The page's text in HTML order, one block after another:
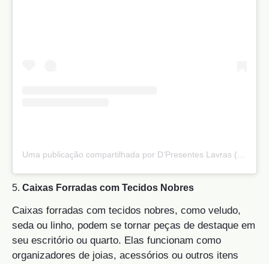
5. Caixas Forradas com Tecidos Nobres
Caixas forradas com tecidos nobres, como veludo,
seda ou linho, podem se tornar peças de destaque em
seu escritório ou quarto. Elas funcionam como
organizadores de joias, acessórios ou outros itens